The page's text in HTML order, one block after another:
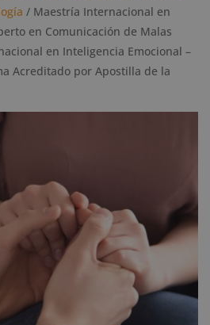
/ Maestría Internacional en
en Comunicación de Malas
en Inteligencia Emocional –
Acreditado por Apostilla de la